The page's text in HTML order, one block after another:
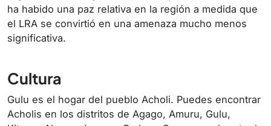
ha habido una paz relativa en la región a medida que
el LRA se convirtió en una amenaza mucho menos
significativa.
Cultura
Gulu es el hogar del pueblo Acholi. Puedes encontrar
Acholis en los distritos de Agago, Amuru, Gulu,